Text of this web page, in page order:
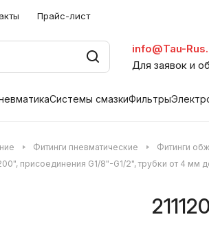
Прайс-лист
info@Tau-
Для заявок и
Системы смазкиФильтры
Фитинги пневматические
Фитинги
присоединения G1/8"-G1/2", трубки от 4 мм